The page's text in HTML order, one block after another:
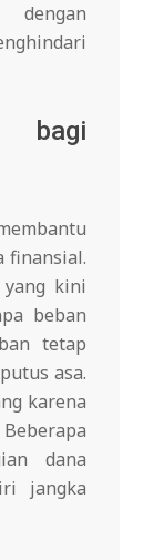
bagi
finansial.
kini
beban
tetap
asa.
karena
dana
jangka